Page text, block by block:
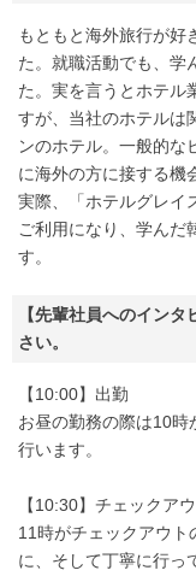
もともと海外旅行が好
た。就職活動でも、学
た。実を言うとホテル
すが、当社のホテルは
ンのホテル。一般的な
に海外の方に接する機
実際、「ホテルグレイ
ご利用になり、学んだ
す。
【先輩社員へのイン
さい。
【10:00】出勤
お昼の勤務の際は10時
行います。
【10:30】チェックア
11時がチェックアウト
に、そして丁寧に行っ